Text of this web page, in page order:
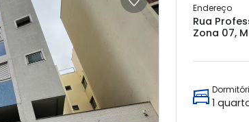
Endereço
Rua
Zona 07,
1